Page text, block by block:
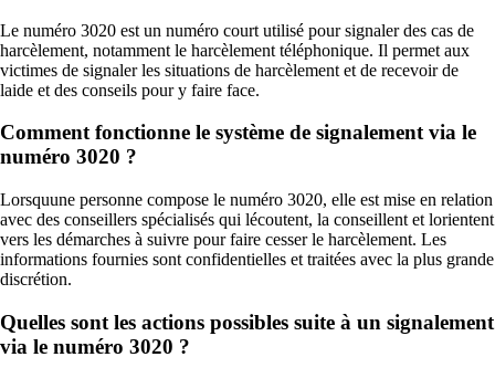
Le numéro 3020 est un numéro court utilisé pour signaler des cas de
harcèlement, notamment le harcèlement téléphonique. Il permet aux
victimes de signaler les situations de harcèlement et de recevoir de
laide et des conseils pour y faire face.
Comment fonctionne le système de signalement via le
numéro 3020 ?
Lorsquune personne compose le numéro 3020, elle est mise en relation
avec des conseillers spécialisés qui lécoutent, la conseillent et lorientent
vers les démarches à suivre pour faire cesser le harcèlement. Les
informations fournies sont confidentielles et traitées avec la plus grande
discrétion.
Quelles sont les actions possibles suite à un signalement
via le numéro 3020 ?